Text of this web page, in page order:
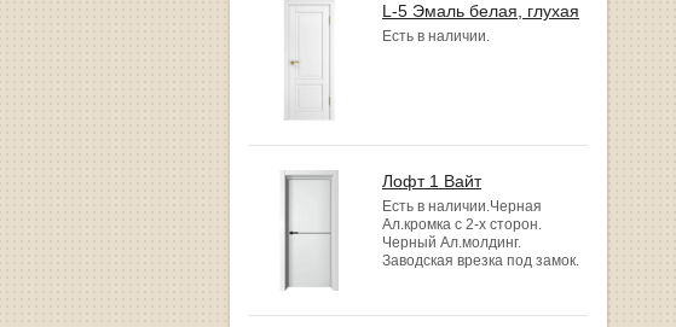
L-5 Эмаль белая, глухая
Есть в наличии.
Лофт 1 Вайт
Есть в наличии.Черная
Ал.кромка с 2-х сторон.
Черный Ал.молдинг.
Заводская врезка под замок.